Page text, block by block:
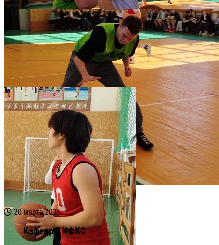
20 марта 2025
Кафедры ИФКС